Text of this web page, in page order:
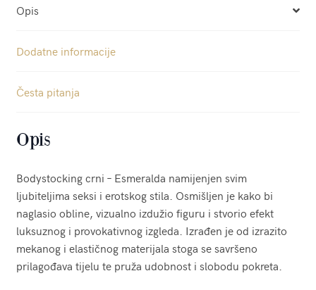
Opis
Dodatne informacije
Česta pitanja
Opis
Bodystocking crni – Esmeralda namijenjen svim
ljubiteljima seksi i erotskog stila. Osmišljen je kako bi
naglasio obline, vizualno izdužio figuru i stvorio efekt
luksuznog i provokativnog izgleda. Izrađen je od izrazito
mekanog i elastičnog materijala stoga se savršeno
prilagođava tijelu te pruža udobnost i slobodu pokreta.